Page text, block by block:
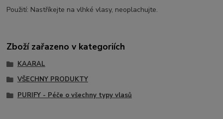
Použití: Nastříkejte na vlhké vlasy, neoplachujte.
Zboží zařazeno v kategoriích
KAARAL
VŠECHNY PRODUKTY
PURIFY - Péče o všechny typy vlasů